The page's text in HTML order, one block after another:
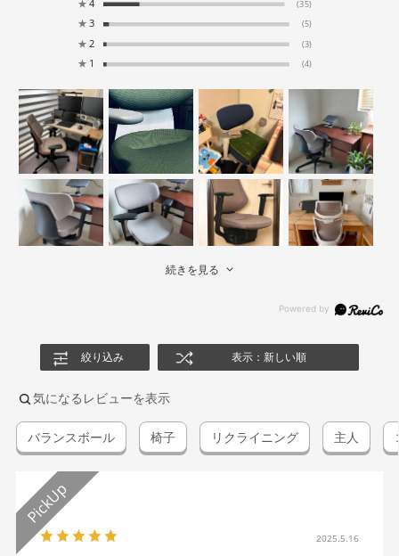
★ 4 (35)
★ 3 (5)
★ 2 (3)
★ 1 (4)
続きを見る
絞り込み 表示：新しい順
気になるレビューを表示
バランスボール 椅子 リクライニング 主人
2025.5.16